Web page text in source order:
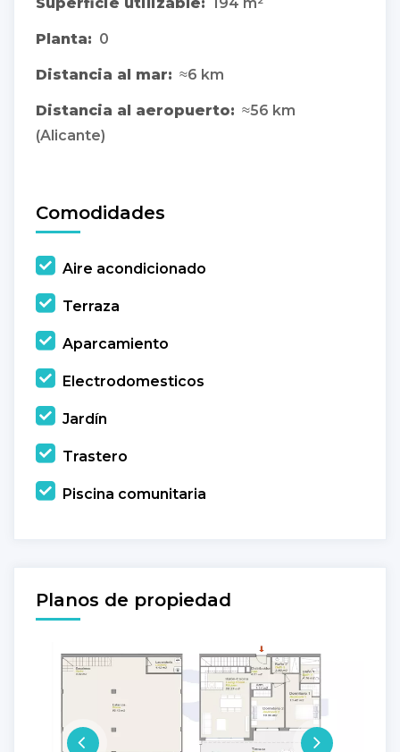
Superficie utilizable: 194 m²
Planta: 0
Distancia al mar: ≈6 km
Distancia al aeropuerto: ≈56 km
(Alicante)
Comodidades
Aire acondicionado
Terraza
Aparcamiento
Electrodomesticos
Jardín
Trastero
Piscina comunitaria
Planos de propiedad